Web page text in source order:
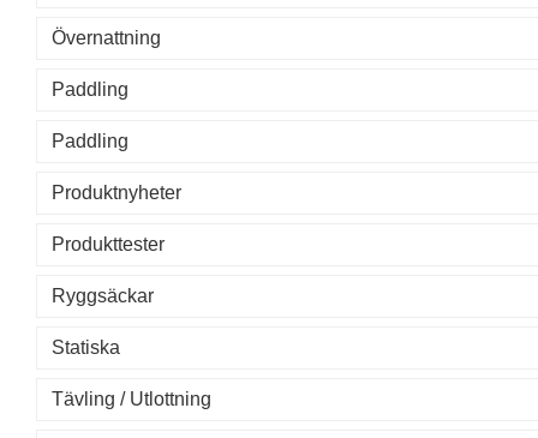
Övernattning
Paddling
Paddling
Produktnyheter
Produkttester
Ryggsäckar
Statiska
Tävling / Utlottning